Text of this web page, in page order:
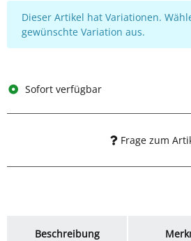
x
Dieser Artikel hat Variationen.
gewünschte Variation aus.
Sofort verfügbar
Frage zum
Beschreibung